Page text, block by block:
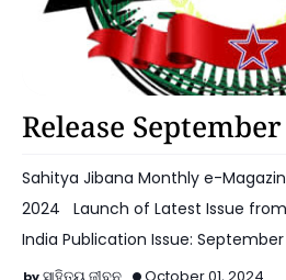
Release
Sahitya Jibana Monthly e-
2024 Launch of Latest Issue
India Publication Issue: